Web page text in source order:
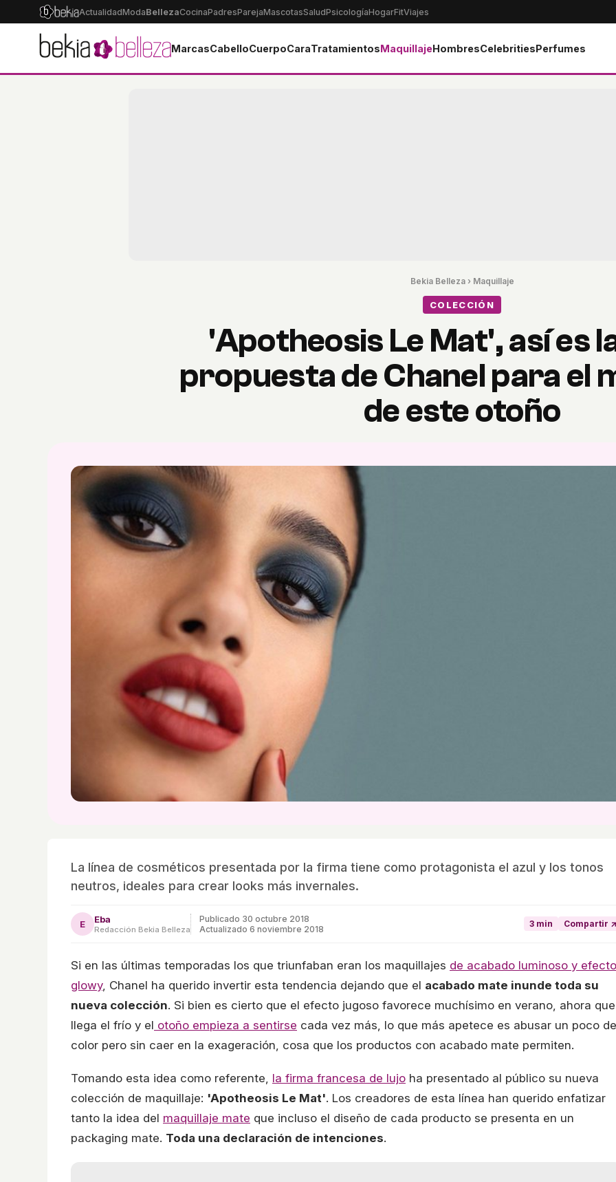
ActualidadModaBellezaCocinaPadresParejaMascotasSaludPsicologíaHogarFitViajes
MarcasCabelloCuerpoCaraTratamientosMaquillajeHombresCelebritiesPerfumes
Bekia Belleza› Maquillaje
COLECCIÓN
'Apotheosis Le Mat', así es
propuesta de Chanel para el
de este otoño
La línea de cosméticos presentada por la firma tiene como protagonista el azul y los tonos
neutros, ideales para crear looks más invernales.
E Eba
Redacción Bekia Belleza
Publicado 30 octubre 2018
Actualizado 6 noviembre 2018
3 min Compartir ↗
Si en las últimas temporadas los que triunfaban eran los maquillajes de acabado luminoso y efecto
glowy, Chanel ha querido invertir esta tendencia dejando que el acabado mate inunde toda su
nueva colección. Si bien es cierto que el efecto jugoso favorece muchísimo en verano, ahora que
llega el frío y el otoño empieza a sentirse cada vez más, lo que más apetece es abusar un poco
color pero sin caer en la exageración, cosa que los productos con acabado mate permiten.
Tomando esta idea como referente, la firma francesa de lujo ha presentado al público su nueva
colección de maquillaje: 'Apotheosis Le Mat'. Los creadores de esta línea han querido enfatizar
tanto la idea del maquillaje mate que incluso el diseño de cada producto se presenta en un
packaging mate. Toda una declaración de intenciones.